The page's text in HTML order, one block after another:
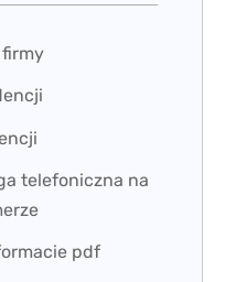
telefoniczna na
pdf